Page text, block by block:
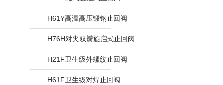
H61Y高温高压锻钢止回阀
H76H对夹双瓣旋启式止回阀
H21F卫生级外螺纹止回阀
H61F卫生级对焊止回阀